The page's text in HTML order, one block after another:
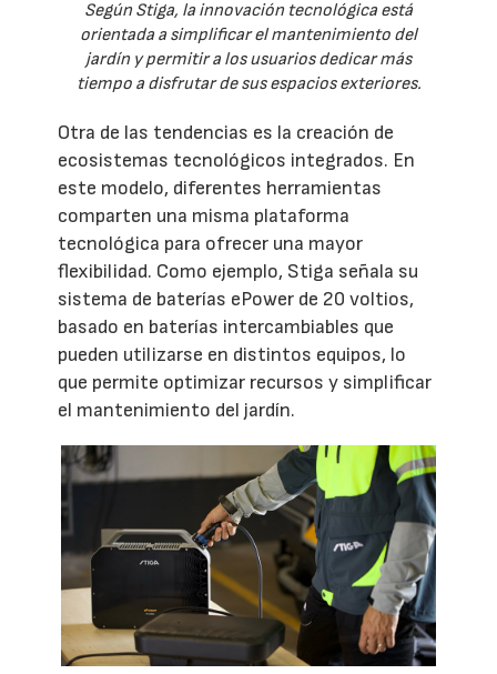
Según Stiga, la innovación tecnológica está
orientada a simplificar el mantenimiento del
jardín y permitir a los usuarios dedicar más
tiempo a disfrutar de sus espacios exteriores.
Otra de las tendencias es la creación de
ecosistemas tecnológicos integrados. En
este modelo, diferentes herramientas
comparten una misma plataforma
tecnológica para ofrecer una mayor
flexibilidad. Como ejemplo, Stiga señala su
sistema de baterías ePower de 20 voltios,
basado en baterías intercambiables que
pueden utilizarse en distintos equipos, lo
que permite optimizar recursos y simplificar
el mantenimiento del jardín.